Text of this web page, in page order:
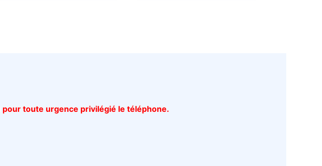
pour toute urgence privilégié le téléphone.